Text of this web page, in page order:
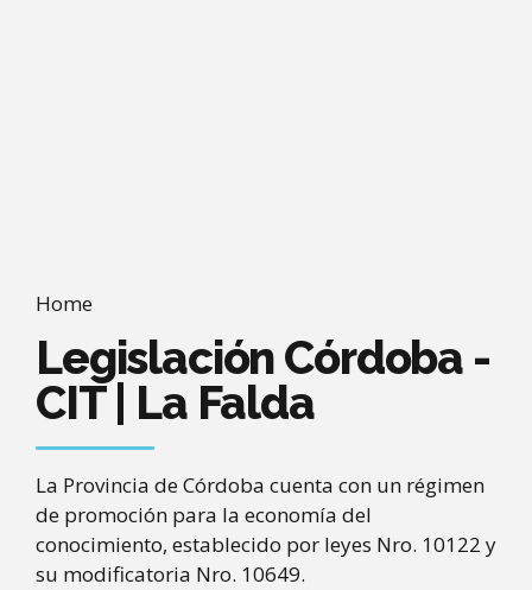
Home
Legislación Córdoba -
CIT | La Falda
La Provincia de Córdoba cuenta con un régimen
de promoción para la economía del
conocimiento, establecido por leyes Nro. 10122 y
su modificatoria Nro. 10649.